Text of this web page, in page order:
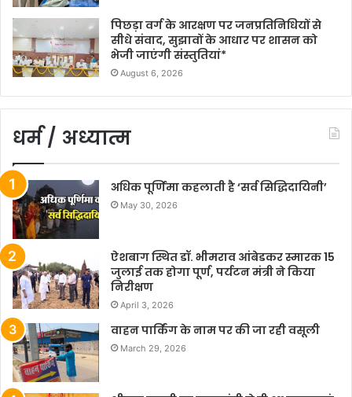
पिछड़ा वर्ग के आरक्षण पर जनप्रतिनिधियों से
सीधे संवाद, सुझावों के आधार पर शासन को
भेजी जाएंगी संस्तुतियां*
August 6, 2026
धर्म / अध्यात्म
अधिक पूर्णिमा कहलाती है ‘सर्व सिद्धिदायिनी’
May 30, 2026
ऐशबाग स्थित डॉ. भीमराव आंबेडकर स्मारक 15
जुलाई तक होगा पूर्ण, पर्यटन मंत्री ने किया
निरीक्षण
April 3, 2026
वाहन पार्किंग के नाम पर की जा रही वसूली
March 29, 2026